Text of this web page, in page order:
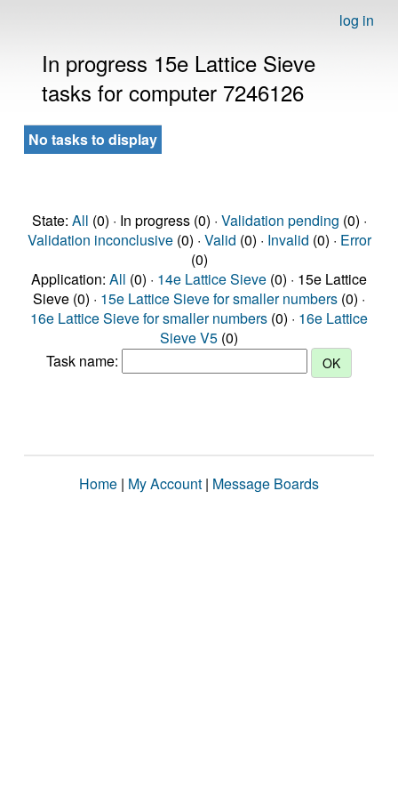
log in
In progress 15e Lattice Sieve
tasks for computer 7246126
No tasks to display
State: All (0) · In progress (0) · Validation pending (0) ·
Validation inconclusive(0) · Valid (0) · Invalid (0) · Error
(0)
Application: All (0) · 14e Lattice Sieve (0) · 15e Lattice
Sieve (0) · 15e Lattice Sieve for smaller numbers (0) ·
16e Lattice Sieve for smaller numbers (0) · 16e Lattice
Sieve V5 (0)
Task name:
Home | My Account | Message Boards